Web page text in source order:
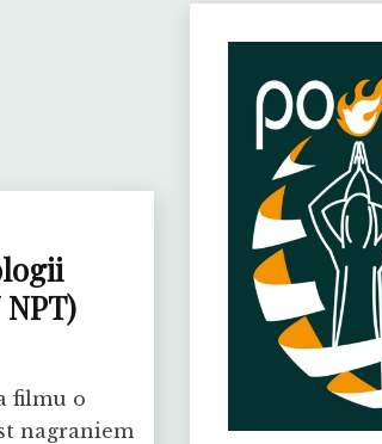
filmu o
nagraniem